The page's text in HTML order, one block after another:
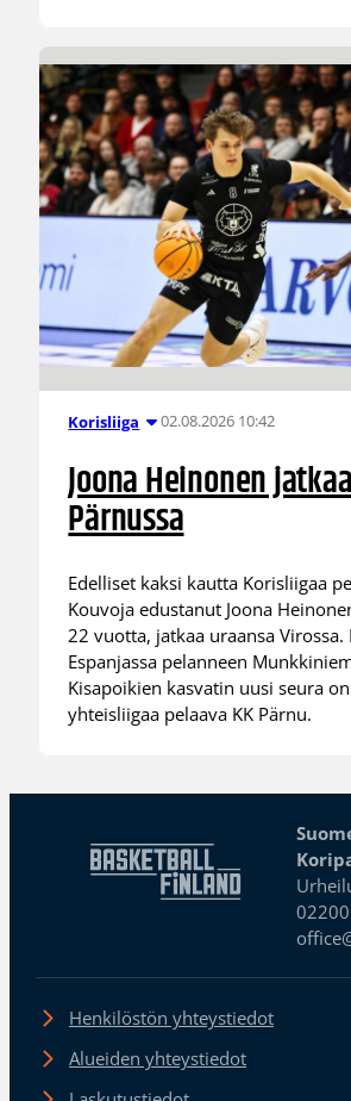
Korisliiga 02.08.2026 10:42
Joona Heinonen
Pärnussa
Edelliset kaksi kautta Korisliigaa
Kouvoja edustanut Joona
22 vuotta, jatkaa uraansa Virossa.
Espanjassa pelanneen
Kisapoikien kasvatin uusi seura
yhteisliigaa pelaava KK Pärnu.
Henkilöstön yhteystiedot
Alueiden yhteystiedot